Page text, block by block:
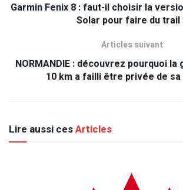
Garmin Fenix 8 : faut-il choisir la
Solar pour faire du trail
Articles suivant
NORMANDIE : découvrez pourquoi la
10 km a failli être privée de
Lire aussi cesArticles